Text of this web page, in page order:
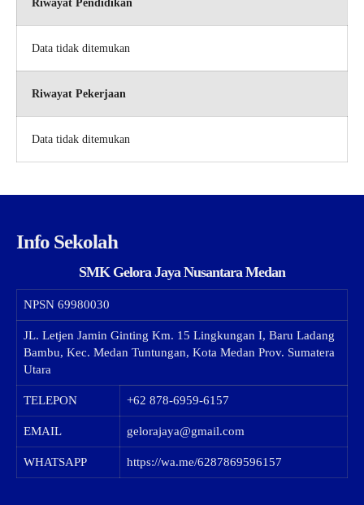
Riwayat Pendidikan
Data tidak ditemukan
Riwayat Pekerjaan
Data tidak ditemukan
Info Sekolah
SMK Gelora Jaya Nusantara Medan
NPSN 69980030
JL. Letjen Jamin Ginting Km. 15 Lingkungan I, Baru Ladang
Bambu, Kec. Medan Tuntungan, Kota Medan Prov. Sumatera
Utara
TELEPON +62 878-6959-6157
EMAIL gelorajaya@gmail.com
WHATSAPP https://wa.me/6287869596157